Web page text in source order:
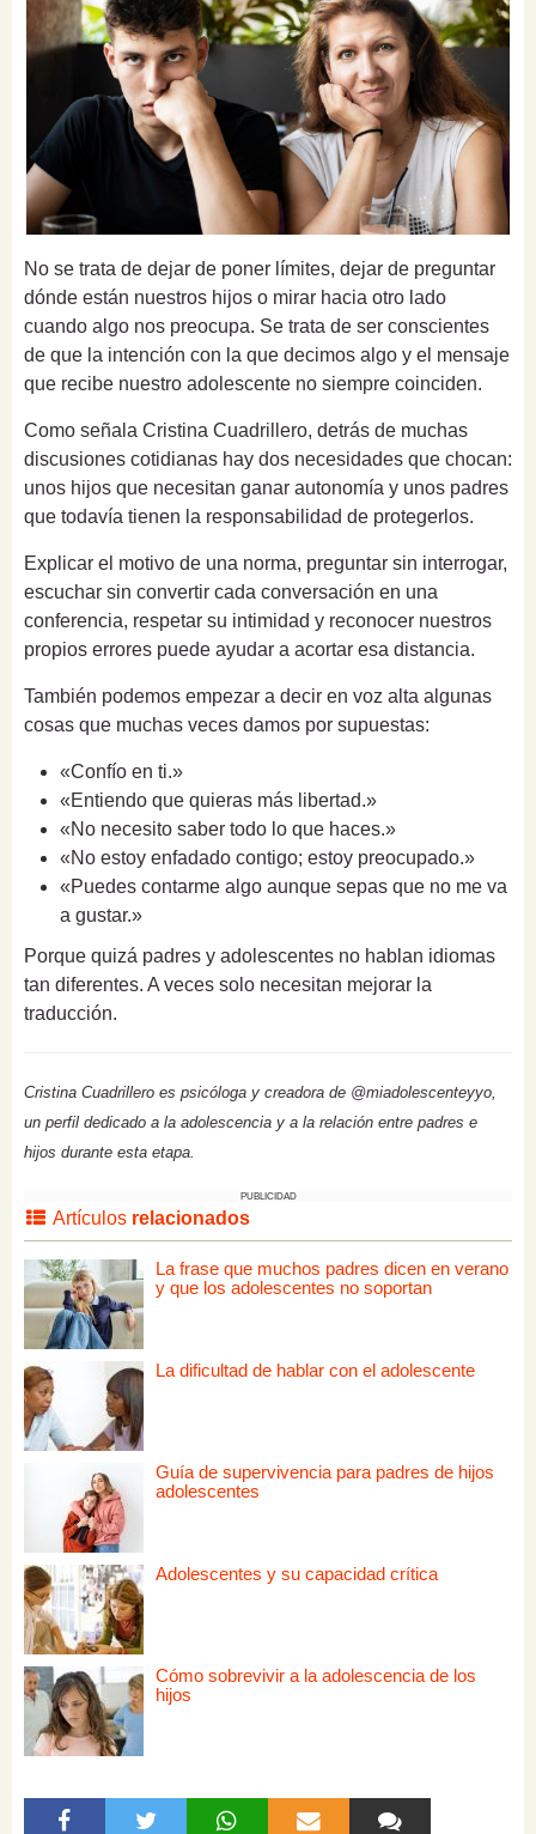
No se trata de dejar de poner límites, dejar de preguntar
dónde están nuestros hijos o mirar hacia otro lado
cuando algo nos preocupa. Se trata de ser conscientes
de que la intención con la que decimos algo y el mensaje
que recibe nuestro adolescente no siempre coinciden.
Como señala Cristina Cuadrillero, detrás de muchas
discusiones cotidianas hay dos necesidades que chocan:
unos hijos que necesitan ganar autonomía y unos padres
que todavía tienen la responsabilidad de protegerlos.
Explicar el motivo de una norma, preguntar sin interrogar,
escuchar sin convertir cada conversación en una
conferencia, respetar su intimidad y reconocer nuestros
propios errores puede ayudar a acortar esa distancia.
También podemos empezar a decir en voz alta algunas
cosas que muchas veces damos por supuestas:
«Confío en ti.»
«Entiendo que quieras más libertad.»
«No necesito saber todo lo que haces.»
«No estoy enfadado contigo; estoy preocupado.»
«Puedes contarme algo aunque sepas que no me va
a gustar.»
Porque quizá padres y adolescentes no hablan idiomas
tan diferentes. A veces solo necesitan mejorar la
traducción.
Cristina Cuadrillero es psicóloga y creadora de @miadolescenteyyo,
un perfil dedicado a la adolescencia y a la relación entre padres e
hijos durante esta etapa.
PUBLICIDAD
Artículos relacionados
La frase que muchos padres dicen en verano
y que los adolescentes no soportan
La dificultad de hablar con el adolescente
Guía de supervivencia para padres de hijos
adolescentes
Adolescentes y su capacidad crítica
Cómo sobrevivir a la adolescencia de los
hijos